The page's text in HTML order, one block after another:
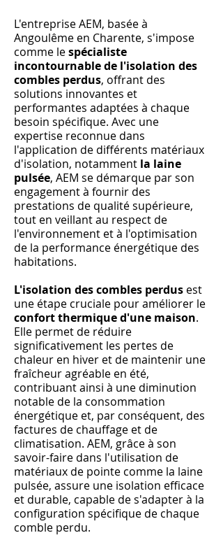
L'entreprise AEM, basée à
Angoulême en Charente, s'impose
comme lespécialiste
incontournable de l'isolation des
combles perdus, offrant des
solutions innovantes et
performantes adaptées à chaque
besoin spécifique. Avec une
expertise reconnue dans
l'application de différents matériaux
d'isolation, notamment la laine
pulsée, AEM se démarque par son
engagement à fournir des
prestations de qualité supérieure,
tout en veillant au respect de
l'environnement et à l'optimisation
de la performance énergétique des
habitations.
L'isolation des combles perdus est
une étape cruciale pour améliorer le
confort thermique d'une maison.
Elle permet de réduire
significativement les pertes de
chaleur en hiver et de maintenir une
fraîcheur agréable en été,
contribuant ainsi à une diminution
notable de la consommation
énergétique et, par conséquent, des
factures de chauffage et de
climatisation. AEM, grâce à son
savoir-faire dans l'utilisation de
matériaux de pointe comme la laine
pulsée, assure une isolation efficace
et durable, capable de s'adapter à la
configuration spécifique de chaque
comble perdu.